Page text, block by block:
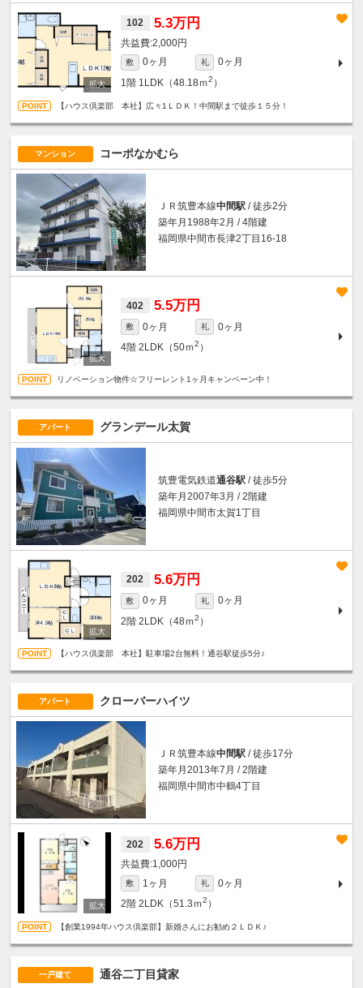
102 5.3万円
2,000円
敷 0ヶ月 礼
0ヶ月
1階 1LDK（48.18ｍ2 ）
【ハウス倶楽部 本社】広々1ＬＤＫ！中間駅まで徒歩１５分！
マンション コーポなかむら
ＪＲ筑豊本線中間駅 / 徒歩2分
築年月1988年2月 / 4階建
福岡県中間市長津2丁目16-18
402 5.5万円
敷 0ヶ月 礼
0ヶ月
4階 2LDK（50ｍ2 ）
リノベーション物件☆フリーレント1ヶ月キャンペーン中！
アパート グランデール太賀
筑豊電気鉄道通谷駅 / 徒歩5分
築年月2007年3月 / 2階建
福岡県中間市太賀1丁目
202 5.6万円
敷 0ヶ月 礼
0ヶ月
2階 2LDK（48ｍ2 ）
【ハウス倶楽部 本社】駐車場2台無料！通谷駅徒歩5分♪
アパート クローバーハイツ
ＪＲ筑豊本線中間駅 / 徒歩17分
築年月2013年7月 / 2階建
福岡県中間市中鶴4丁目
202 5.6万円
1,000円
敷 1ヶ月 礼
0ヶ月
2階 2LDK（51.3ｍ2 ）
【創業1994年ハウス倶楽部】新婚さんにお勧め２ＬＤＫ♪
一戸建て 通谷二丁目貸家